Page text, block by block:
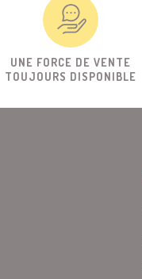
UNE FORCE DE VENTE
TOUJOURS DISPONIBLE